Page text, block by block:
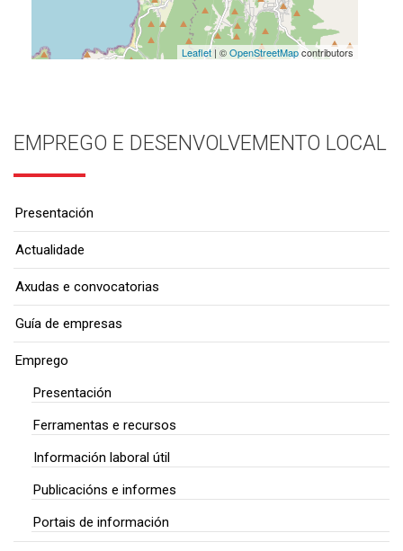
Leaflet| ©OpenStreetMapcontributors
EMPREGO E DESENVOLVEMENTO LOCAL
Presentación
Actualidade
Axudas e convocatorias
Guía de empresas
Emprego
Presentación
Ferramentas e recursos
Información laboral útil
Publicacións e informes
Portais de información